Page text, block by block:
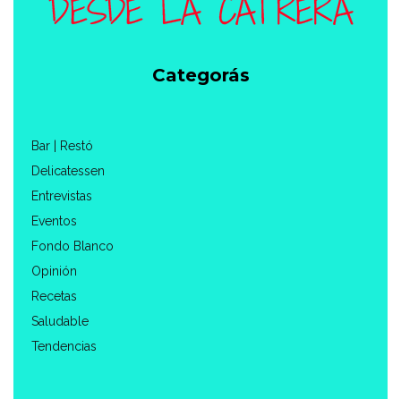
Categorás
Bar | Restó
Delicatessen
Entrevistas
Eventos
Fondo Blanco
Opinión
Recetas
Saludable
Tendencias